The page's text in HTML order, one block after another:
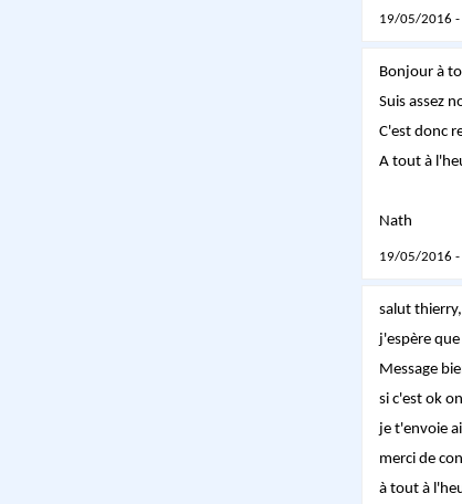
19/05/2016 -
Bonjour à
Suis assez
C'est donc
A tout à
Nath
19/05/2016 -
salut thierry,
j'espère
Message
si c'est ok
je t'envoie
merci de
à tout à